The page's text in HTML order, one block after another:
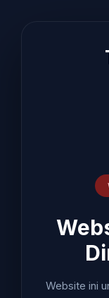
Website ini